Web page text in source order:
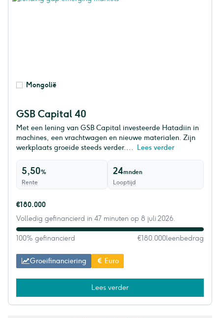
Mongolië
GSB Capital 40
Met een lening van GSB Capital investeerde Hatadiin in
machines, een vrachtwagen en nieuwe materialen. Zijn
werkplaats groeide steeds verder....
Lees verder
5,50%
Rente
24mnden
Looptijd
€180.000
Volledig gefinancierd in 47 minuten op 8 juli 2026.
100% gefinancierd €180.000leenbedrag
Groeifinanciering Euro
Lees verder